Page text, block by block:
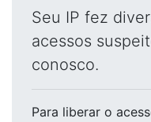
Seu IP fez
acessos
conosco.
Para liberar o